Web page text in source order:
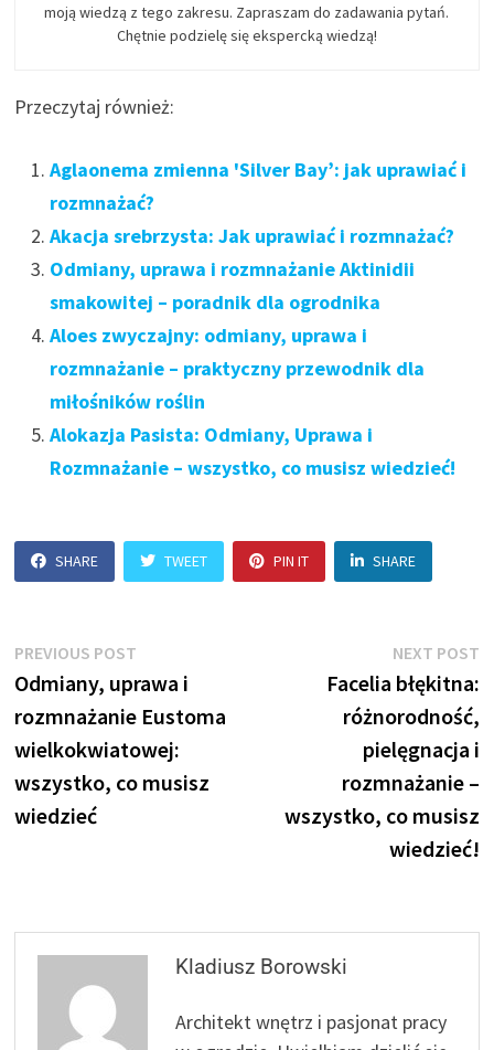
moją wiedzą z tego zakresu. Zapraszam do zadawania pytań.
Chętnie podzielę się ekspercką wiedzą!
Przeczytaj również:
Aglaonema zmienna 'Silver Bay’: jak uprawiać i
rozmnażać?
Akacja srebrzysta: Jak uprawiać i rozmnażać?
Odmiany, uprawa i rozmnażanie Aktinidii
smakowitej – poradnik dla ogrodnika
Aloes zwyczajny: odmiany, uprawa i
rozmnażanie – praktyczny przewodnik dla
miłośników roślin
Alokazja Pasista: Odmiany, Uprawa i
Rozmnażanie – wszystko, co musisz wiedzieć!
SHARE TWEET PIN IT SHARE
Nawigacja
wpisu
PREVIOUS POST
post:
Odmiany, uprawa i
rozmnażanie Eustoma
wielkokwiatowej:
wszystko, co musisz
wiedzieć
NEXT POST
Facelia błękitna:
różnorodność,
pielęgnacja i
rozmnażanie –
wszystko, co musisz
wiedzieć!
Kladiusz Borowski
Architekt wnętrz i pasjonat pracy